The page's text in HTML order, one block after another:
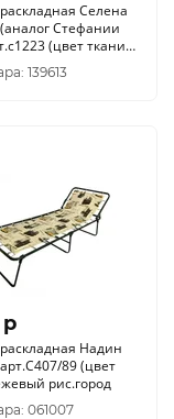
Селена
Стефании
(цвет ткани
(
139613
p
Надин
89 (цвет
рис.город
061007